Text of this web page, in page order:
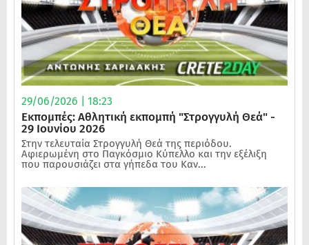
29/06/2026 | 18:23
Εκπομπές: Αθλητική εκπομπή "Στρογγυλή Θεά" -
29 Ιουνίου 2026
Στην τελευταία Στρογγυλή Θεά της περιόδου.
Αφιερωμένη στο Παγκόσμιο Κύπελλο και την εξέλιξη
που παρουσιάζει στα γήπεδα του Καν...